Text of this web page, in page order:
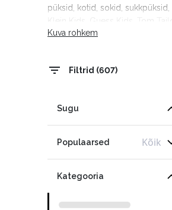
püksid, kotid, sokid,
tööpäeva!
Kuva rohkem
Filtrid (607)
Sugu
Populaarsed Kõik
Kategooria